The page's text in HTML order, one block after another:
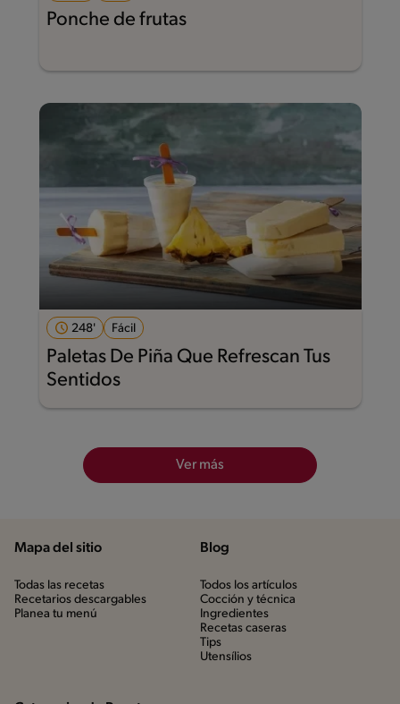
Ponche de frutas
248' Fácil
Paletas De Piña Que Refrescan Tus
Sentidos
Ver más
Mapa del sitio
Todas las recetas
Recetarios descargables
Planea tu menú
Blog
Todos los artículos
Cocción y técnica
Ingredientes
Recetas caseras
Tips
Utensílios